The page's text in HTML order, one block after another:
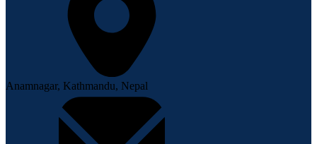
Anamnagar, Kathmandu, Nepal